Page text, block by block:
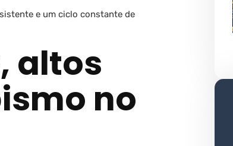
e um ciclo constante de
altos
no